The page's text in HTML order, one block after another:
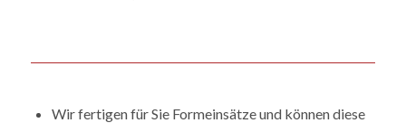
Wir fertigen für Sie Formeinsätze und können diese